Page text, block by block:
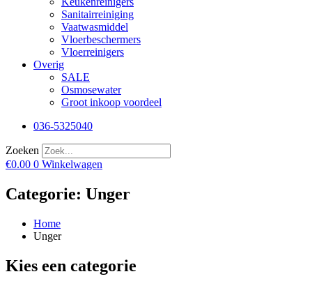
Sanitairreiniging
Vaatwasmiddel
Vloerbeschermers
Vloerreinigers
Overig
SALE
Osmosewater
Groot inkoop voordeel
036-5325040
Zoeken
€0.00 0 Winkelwagen
Categorie: Unger
Home
Unger
Kies een categorie